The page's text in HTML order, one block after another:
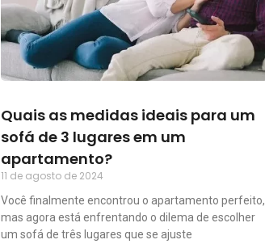
Quais as medidas ideais para um
sofá de 3 lugares em um
apartamento?
11 de agosto de 2024
Você finalmente encontrou o apartamento perfeito,
mas agora está enfrentando o dilema de escolher
um sofá de três lugares que se ajuste